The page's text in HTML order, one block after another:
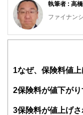
執筆者 : 高
ファイナン
住宅ローン
サラリーマ
に努めると
として、個
住者への支
1なぜ、保険料値上
2保険料が値下がり
3保険料が値上げ